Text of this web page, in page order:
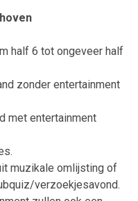
half 6 tot ongeveer half
zonder entertainment
met entertainment
muzikale omlijsting of
verzoekjesavond.